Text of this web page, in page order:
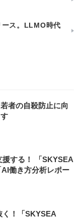
ース。LLMO時代
者の自殺防止に向
する！ 「SKYSEA
働き方分析レポー
く！「SKYSEA